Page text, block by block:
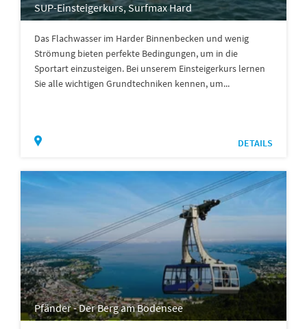
SUP-Einsteigerkurs, Surfmax Hard
Das Flachwasser im Harder Binnenbecken und wenig
Strömung bieten perfekte Bedingungen, um in die
Sportart einzusteigen. Bei unserem Einsteigerkurs lernen
Sie alle wichtigen Grundtechniken kennen, um...
DETAILS
Pfänder - Der Berg am Bodensee